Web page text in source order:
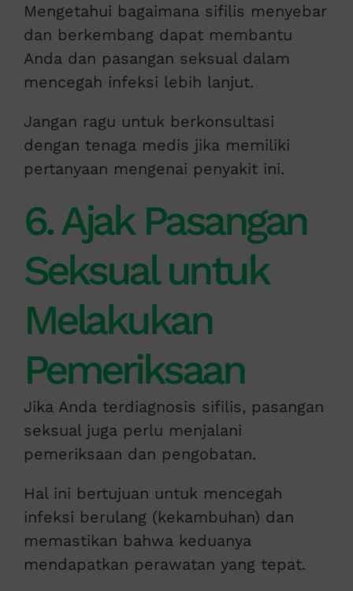
Mengetahui bagaimana sifilis menyebar
dan berkembang dapat membantu
Anda dan pasangan seksual dalam
mencegah infeksi lebih lanjut.
Jangan ragu untuk berkonsultasi
dengan tenaga medis jika memiliki
pertanyaan mengenai penyakit ini.
6. Ajak Pasangan
Seksual untuk
Melakukan
Pemeriksaan
Jika Anda terdiagnosis sifilis, pasangan
seksual juga perlu menjalani
pemeriksaan dan pengobatan.
Hal ini bertujuan untuk mencegah
infeksi berulang (kekambuhan) dan
memastikan bahwa keduanya
mendapatkan perawatan yang tepat.